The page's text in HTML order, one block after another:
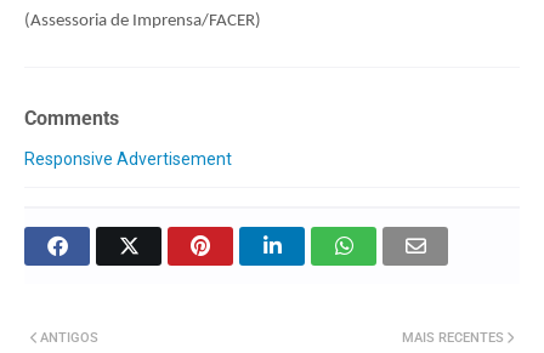
(Assessoria de Imprensa/FACER)
Comments
Responsive Advertisement
MAIS RECENTES
ANTIGOS